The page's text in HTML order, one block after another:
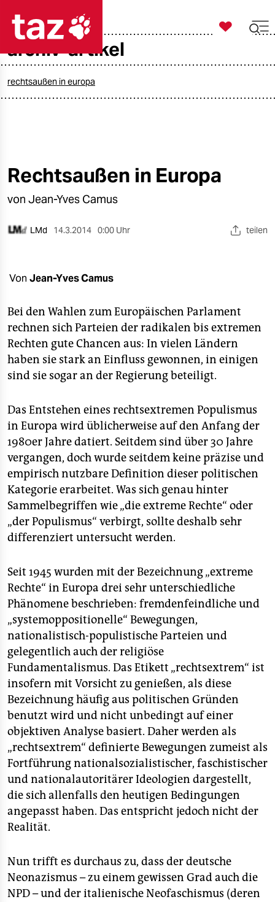
öko
gesellschaft
kultur
berlin
nord
wahrheit
verlag
verlag
veranstaltungen
shop
fragen & hilfe
unterstützen
abo
genossenschaft

taz zahl ich
archiv-artikel
rechtsaußen in europa
Rechtsaußen in Europa
von Jean-Yves Camus
LMd 14.3.2014 0:00 Uhr teilen
Von Jean-Yves Camus
Bei den Wahlen zum Europäischen Parlament
rechnen sich Parteien der radikalen bis extremen
Rechten gute Chancen aus: In vielen Ländern
haben sie stark an Einfluss gewonnen, in einigen
sind sie sogar an der Regierung beteiligt.
Das Entstehen eines rechtsextremen Populismus
in Europa wird üblicherweise auf den Anfang der
1980er Jahre datiert. Seitdem sind über 30 Jahre
vergangen, doch wurde seitdem keine präzise und
empirisch nutzbare Definition dieser politischen
Kategorie erarbeitet. Was sich genau hinter
Sammelbegriffen wie „die extreme Rechte“ oder
„der Populismus“ verbirgt, sollte deshalb sehr
differenziert untersucht werden.
Seit 1945 wurden mit der Bezeichnung „extreme
Rechte“ in Europa drei sehr unterschiedliche
Phänomene beschrieben: fremdenfeindliche und
„systemoppositionelle“ Bewegungen,
nationalistisch-populistische Parteien und
gelegentlich auch der religiöse
Fundamentalismus. Das Etikett „rechtsextrem“ ist
insofern mit Vorsicht zu genießen, als diese
Bezeichnung häufig aus politischen Gründen
benutzt wird und nicht unbedingt auf einer
objektiven Analyse basiert. Daher werden als
„rechtsextrem“ definierte Bewegungen zumeist als
Fortführung nationalsozialistischer, faschistischer
und nationalautoritärer Ideologien dargestellt,
die sich allenfalls den heutigen Bedingungen
angepasst haben. Das entspricht jedoch nicht der
Realität.
Nun trifft es durchaus zu, dass der deutsche
Neonazismus – zu einem gewissen Grad auch die
NPD – und der italienische Neofaschismus (deren